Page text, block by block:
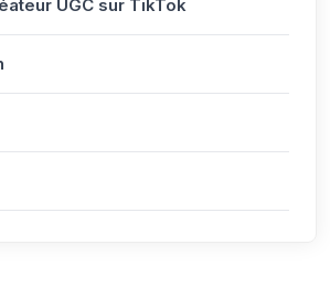
UGC sur TikTok